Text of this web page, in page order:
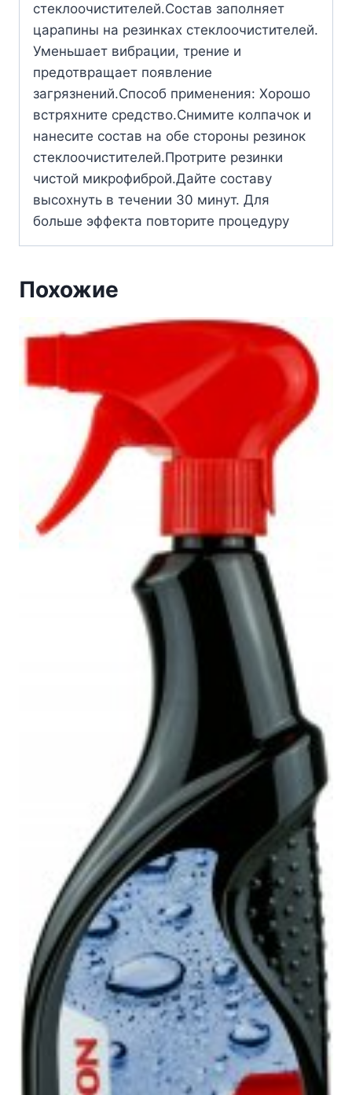
стеклоочистителей.Состав заполняет
царапины на резинках стеклоочистителей.
Уменьшает вибрации, трение и
предотвращает появление
загрязнений.Способ применения: Хорошо
встряхните средство.Снимите колпачок и
нанесите состав на обе стороны резинок
стеклоочистителей.Протрите резинки
чистой микрофиброй.Дайте составу
высохнуть в течении 30 минут. Для
больше эффекта повторите процедуру
Похожие